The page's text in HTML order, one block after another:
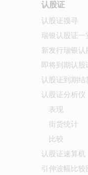
认股证
认股证搜寻
瑞银认股证一
新发行瑞银认
即将到期认股
认股证到期结
认股证分析仪
表现
街货统计
比较
认股证速算机
引伸波幅比较